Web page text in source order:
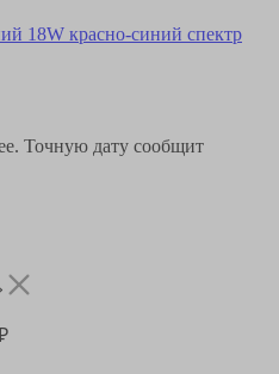
18W красно-синий спектр
Точную дату сообщит